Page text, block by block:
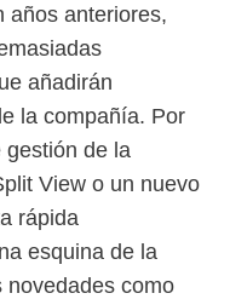
años anteriores,
añadirán
la compañía. Por
de la
View o un nuevo
rápida
esquina de la
novedades como